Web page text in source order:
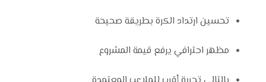
تحسين ارتداد الكرة بطريقة صحيحة
مظهر احترافي يرفع قيمة المشروع